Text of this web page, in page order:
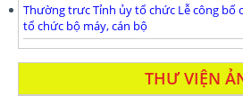
Thường trưc Tỉnh ủy tổ chức Lễ công bố
tổ chức bộ máy, cán bộ
THƯ VIỆN